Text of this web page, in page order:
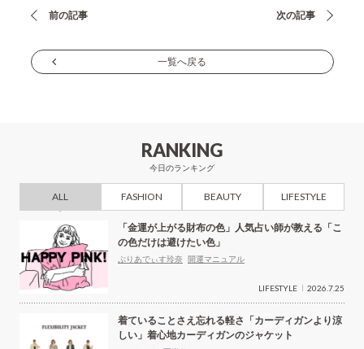
投
ナ
ョ
ン
前の記事 次の記事
一覧へ戻る
RANKING
今日のランキング
ALL FASHION BEAUTY LIFESTYLE
「金運が上がる財布の色」人気占い師が教える「こ
の色だけは避けたい色」
ぷりあでぃす玲奈 開運マニュアル
LIFESTYLE 2026.7.25
着ていることさえ忘れる軽さ「カーディガンより涼
しい」着心地カーディガンのジャケット